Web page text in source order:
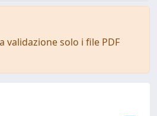
validazione solo i file PDF